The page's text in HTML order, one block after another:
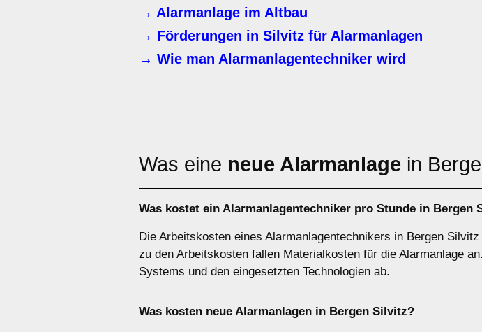
→ Alarmanlage im Altbau
→ Förderungen in Silvitz für Alarmanlagen
→ Wie man Alarmanlagentechniker wird
Was eine neue Alarmanlage in
Was kostet ein Alarmanlagentechniker pro Stunde in Bergen
Die Arbeitskosten eines Alarmanlagentechnikers in Bergen
zu den Arbeitskosten fallen Materialkosten für die Alarmanlage
Systems und den eingesetzten Technologien ab.
Was kosten neue Alarmanlagen in Bergen Silvitz?